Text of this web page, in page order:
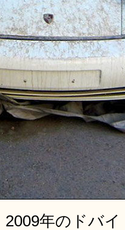
2009年のドバ